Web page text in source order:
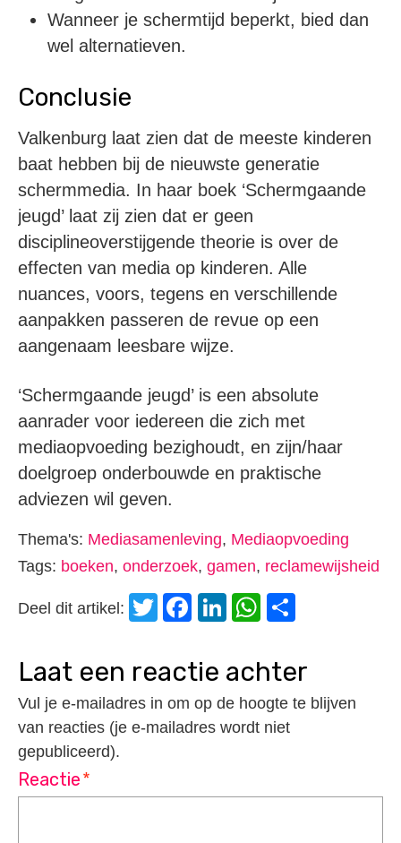
Wanneer je schermtijd beperkt, bied dan
wel alternatieven.
Conclusie
Valkenburg laat zien dat de meeste kinderen
baat hebben bij de nieuwste generatie
schermmedia. In haar boek ‘Schermgaande
jeugd’ laat zij zien dat er geen
disciplineoverstijgende theorie is over de
effecten van media op kinderen. Alle
nuances, voors, tegens en verschillende
aanpakken passeren de revue op een
aangenaam leesbare wijze.
‘Schermgaande jeugd’ is een absolute
aanrader voor iedereen die zich met
mediaopvoeding bezighoudt, en zijn/haar
doelgroep onderbouwde en praktische
adviezen wil geven.
Thema's: Mediasamenleving, Mediaopvoeding
Tags: boeken, onderzoek, gamen, reclamewijsheid
Deel dit artikel: Twitter
Facebook
LinkedIn
WhatsApp
laat een reactie achter
Vul je e-mailadres in om op de hoogte te blijven
van reacties (je e-mailadres wordt niet
gepubliceerd).
Reactie*